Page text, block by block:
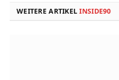
WEITERE ARTIKELINSIDE90